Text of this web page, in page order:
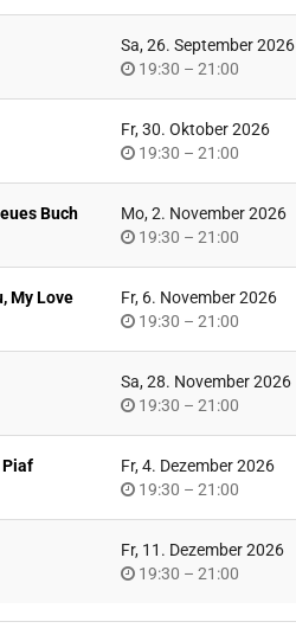
Sa, 26. September 2026
Uhrzeit
19:30 – bis
21:00
Fr, 30. Oktober 2026
Uhrzeit
19:30 – bis
21:00
Buch
Mo, 2. November 2026
Uhrzeit
19:30 – bis
21:00
My Love
Fr, 6. November 2026
Uhrzeit
19:30 – bis
21:00
Sa, 28. November 2026
Uhrzeit
19:30 – bis
21:00
Piaf
Fr, 4. Dezember 2026
Uhrzeit
19:30 – bis
21:00
Fr, 11. Dezember 2026
Uhrzeit
19:30 – bis
21:00